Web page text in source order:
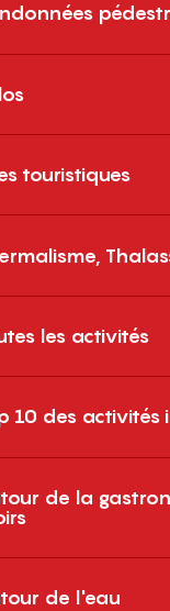
touristiques
les activités
10 des activités
de la
de l'eau